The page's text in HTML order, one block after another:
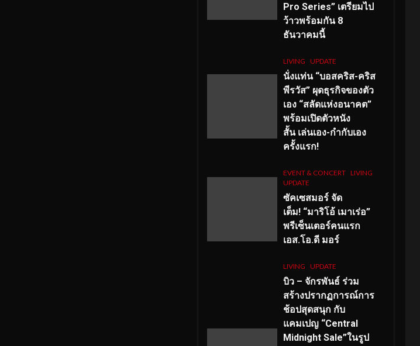
Pro Series” เตรียมไป
ว้าวพร้อมกัน 8
ธันวาคมนี้
LIVING UPDATE
นั่งแท่น “บอสคริส-คริส
พีรวัส” ผุดธุรกิจของตัว
เอง “สลัดแห่งอนาคต”
พร้อมเปิดตัวหนัง
สั้น เล่นเอง-กำกับเอง
ครั้งแรก!
EVENT & CONCERT LIVING
UPDATE
ซัคเซสมอร์ จัด
เต็ม! “มาริโอ้ เมาเร่อ”
พรีเซ็นเตอร์คนแรก
เอส.โอ.ดี มอร์
LIVING UPDATE
บิว – จักรพันธ์ ร่วม
สร้างปรากฏการณ์การ
ช้อปสุดสนุก กับ
แคมเปญ “Central
Midnight Sale”ในรูป